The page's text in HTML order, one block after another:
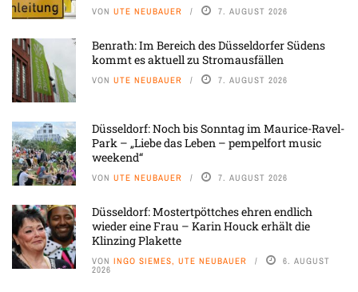
VON UTE NEUBAUER 7. AUGUST 2026
Benrath: Im Bereich des Düsseldorfer Südens
kommt es aktuell zu Stromausfällen
VON UTE NEUBAUER 7. AUGUST 2026
Düsseldorf: Noch bis Sonntag im Maurice-Ravel-
Park – „Liebe das Leben – pempelfort music
weekend“
VON UTE NEUBAUER 7. AUGUST 2026
Düsseldorf: Mostertpöttches ehren endlich
wieder eine Frau – Karin Houck erhält die
Klinzing Plakette
VON INGO SIEMES, UTE NEUBAUER 6. AUGUST
2026